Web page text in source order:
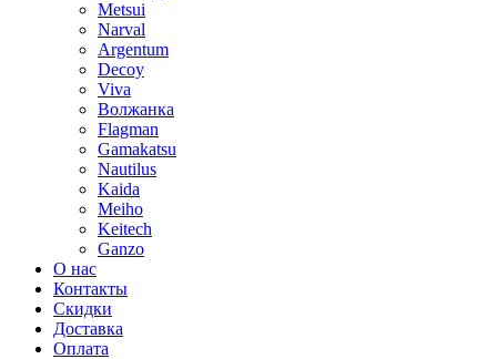
Metsui
Narval
Argentum
Decoy
Viva
Волжанка
Flagman
Gamakatsu
Nautilus
Kaida
Meiho
Keitech
Ganzo
О нас
Контакты
Скидки
Доставка
Оплата